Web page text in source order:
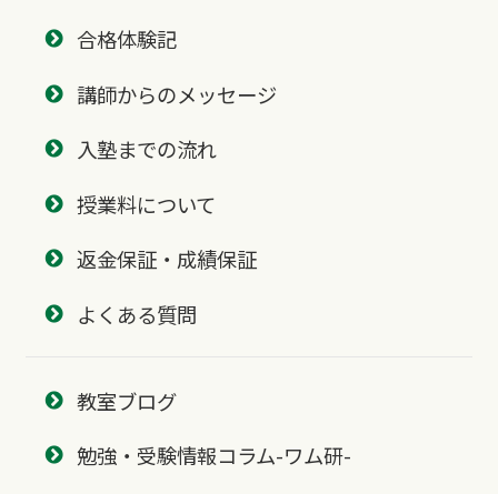
合格体験記
講師からのメッセージ
入塾までの流れ
授業料について
返金保証・成績保証
よくある質問
教室ブログ
勉強・受験情報コラム-ワム研-